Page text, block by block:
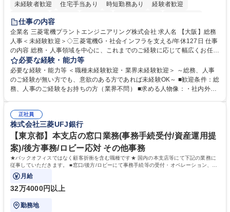
未経験者歓迎
住宅手当あり 時短勤務あり
経験者歓迎
退職金あり
駅近5分以内
土日祝休み 服装自由 寮・社宅あり 食事補助あり
仕事の内容
企業名 三菱電機プラントエンジニアリング株式会社 求人名 【大阪】総務
人事＜未経験歓迎＞◇三菱電機G・社会インフラを支える/年休127日 仕事
の内容 総務・人事領域を中心に、これまでのご経験に応じて幅広くお任せ
します。 ＜具体的には＞ ・総務/人事労務（給与・社保・勤怠管理など）
・採用・教育研修 ・福利厚生運用 など ※基本的には事務所勤務ですが、
採用や教育等の業務内容により、関西圏以外への日帰り・宿泊を伴う国内
出張もございます。 ※担当業務を持ちつつ、お互いに助け合いながら、総
必要な経験・能力等
必要な経験・能力等 ＜職種未経験歓迎・業界未経験歓迎＞ ～総務、人事
のご経験が無い方でも、意欲のある方であれば未経験OK～ ■歓迎条件：総
務、人事のご経験をお持ちの方（業界不問） ■求める人物像：・社内外の
正社員
株式会社三菱UFJ銀行
【東京都】本支店の窓口業務(事務手続受付/資産運用提
案)/後方事務/ロビー応対 その他事務
★バックオフィスではなく顧客折衝を含む職種です★ 国内の本支店等にて下記の業務に
従事していただきます。 ■窓口/後方/ロビーにて事務手続等の受付・オペレーション、お
客様対応
月給
32万4000円以上
勤務地